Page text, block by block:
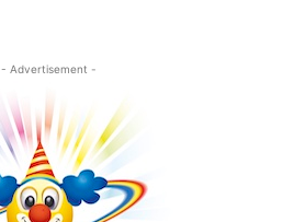
- Advertisement -